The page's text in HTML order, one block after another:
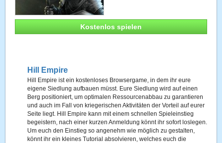
Kostenlos spielen
Hill Empire
Hill Empire ist ein kostenloses Browsergame, in dem ihr eure
eigene Siedlung aufbauen müsst. Eure Siedlung wird auf einen
Berg positioniert, um optimalen Ressourcenabbau zu garantieren
und auch im Fall von kriegerischen Aktivitäten der Vorteil auf eurer
Seite liegt. Hill Empire kann mit einem schnellen Spieleinstieg
begeistern, nach einer kurzen Anmeldung könnt ihr sofort loslegen.
Um euch den Einstieg so angenehm wie möglich zu gestalten,
könnt ihr ein kleines Tutorial absolvieren, welches euch die